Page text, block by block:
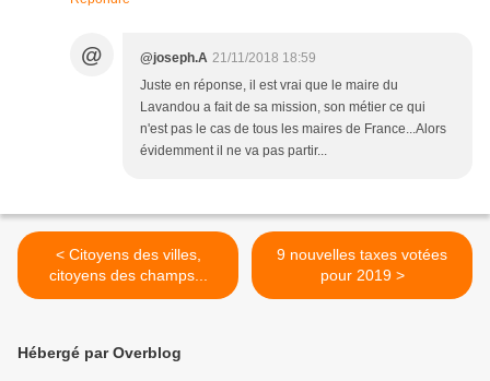
@ @joseph.A 21/11/2018 18:59
Juste en réponse, il est vrai que le maire du
Lavandou a fait de sa mission, son métier ce qui
n'est pas le cas de tous les maires de France...Alors
évidemment il ne va pas partir...
< Citoyens des villes,
citoyens des champs...
9 nouvelles taxes votées
pour 2019 >
Hébergé par Overblog